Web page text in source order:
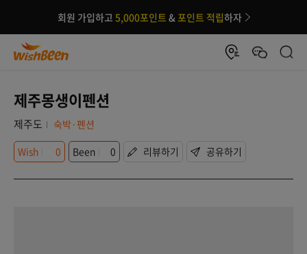
회원 가입하고 5,000포인트 &포인트 적립하자
제주몽생이펜션
제주도
숙박·펜션
Wish
0 Been 0 리뷰하기 공유하기